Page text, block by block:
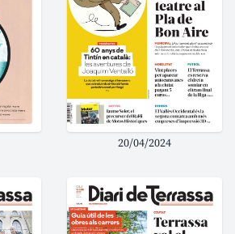
20/04/2024